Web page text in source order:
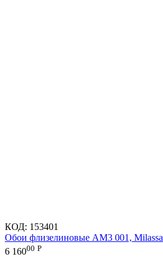
КОД: 153401
Обои флизелиновые AM3 001, Milassa
6 16000 Р